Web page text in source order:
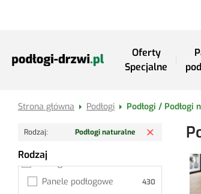
Oferty
Specjalne
Strona główna Podłogi Podłogi / Podłogi
Rodzaj Podłogi naturalne Usuń
Rodzaj
Podłogi
Panele podłogowe